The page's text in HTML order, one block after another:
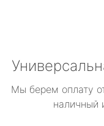
Мы берем оплату
наличный